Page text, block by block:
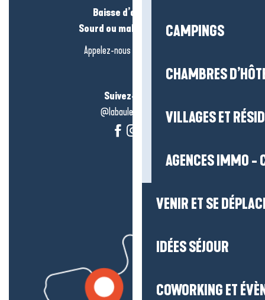
CAMPINGS
CHAMBRES
VILLAGES ET
AGENCES IMMO -
VENIR ET SE
IDÉES SÉJOUR
COWORKING ET
Baisse d’audition ?
Sourd ou malentendant ?
Appelez-nous en
Suivez-nous !
@labauleguérande